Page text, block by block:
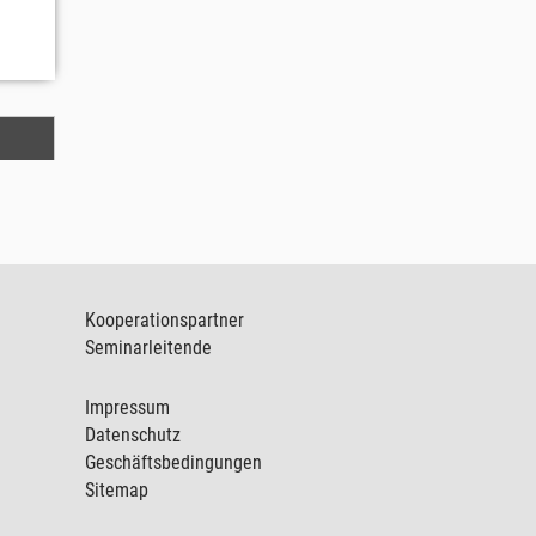
Kooperationspartner
Seminarleitende
Impressum
Datenschutz
Geschäftsbedingungen
Sitemap